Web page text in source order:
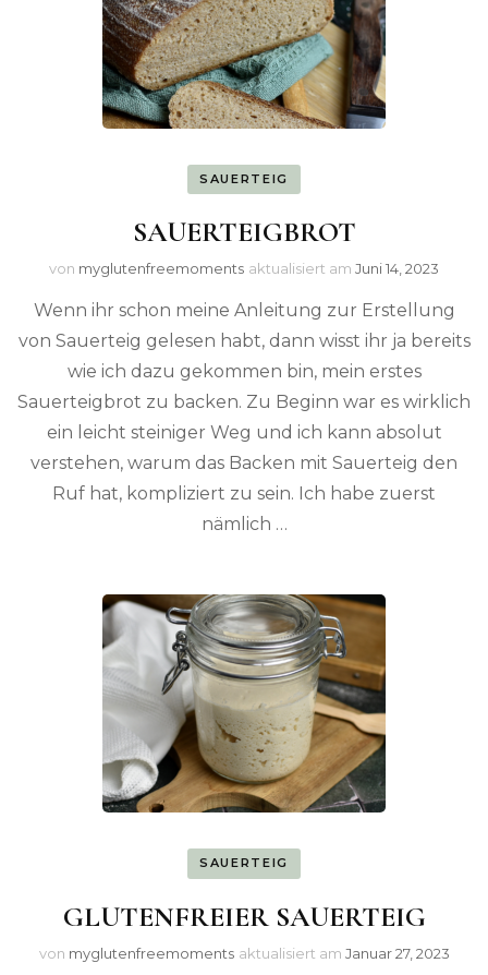
SAUERTEIG
SAUERTEIGBROT
von myglutenfreemoments aktualisiert am Juni 14, 2023
Wenn ihr schon meine Anleitung zur Erstellung
von Sauerteig gelesen habt, dann wisst ihr ja bereits
wie ich dazu gekommen bin, mein erstes
Sauerteigbrot zu backen. Zu Beginn war es wirklich
ein leicht steiniger Weg und ich kann absolut
verstehen, warum das Backen mit Sauerteig den
Ruf hat, kompliziert zu sein. Ich habe zuerst
nämlich …
SAUERTEIG
GLUTENFREIER SAUERTEIG
von myglutenfreemoments aktualisiert am Januar 27, 2023